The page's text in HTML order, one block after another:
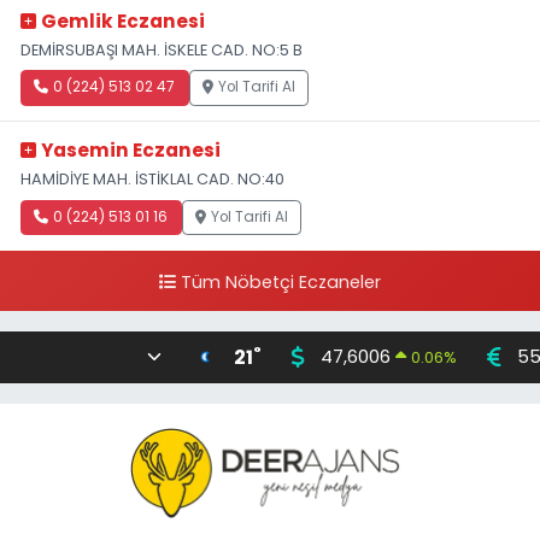
Gemlik Eczanesi
DEMİRSUBAŞI MAH. İSKELE CAD. NO:5 B
0 (224) 513 02 47 Yol Tarifi Al
Yasemin Eczanesi
HAMİDİYE MAH. İSTİKLAL CAD. NO:40
0 (224) 513 01 16 Yol Tarifi Al
Tüm Nöbetçi Eczaneler
21° 47,6006 0.06%